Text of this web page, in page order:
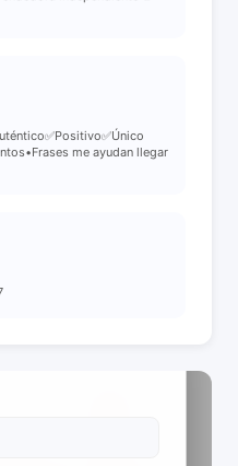
me ayudan llegar